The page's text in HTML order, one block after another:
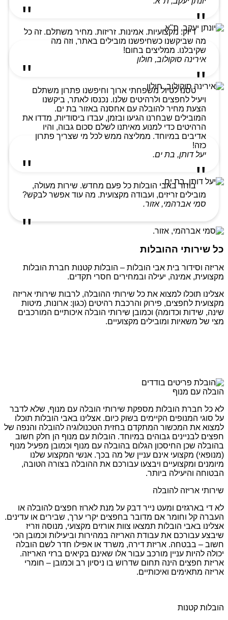
דיוק. מקצועיות. אמינות. זריזות. מחיר משתלם. זה כל
מה שביקשנו כשחיפשנו מובילים באתר, וזה מה
שקיבלנו. ממליצים בחום!
אירינה סוקולוב, חולון
טסנו לטיול משפחתי ארוך וחיפשנו פתרון משתלם
ויעיל לחפצים ולרהיטים שלנו. נכנסו לאתר, ביקשנו
הצעת מחיר להובלה עם אחסנה באזור בת ים.
המובילים שבחרנו הגיעו ובזמן, עבדו ביסודיות, מדדו את
הרהיטים כדי למנוע מאיתנו לשלם סכום גבוה, והיו
אדיבים במיוחד. ממליצה ממש לכל מי שצריך פתרון
כזה!
יעל דותן, בת ים.
בוחר באבי הובלות כל פעם מחדש. שירות מעולה,
מובילים זריזים, ועבודה מקצועית. מה עוד אפשר לבקש?
סמי אברהמי, אזור.
כל שירותי ההובלות
אריזה וסידור בית אבי הובלות – הובלות קטנות חברת הובלות
מקצועית, אמינה, יעילה ובמחירים חסרי תקדים.
אצלינו תוכלו למצוא את כל שירותי ההובלה, לרבות שירותי אריזה
מקצועית לחפצים, פירוק והרכבת רהיטים (כגון: ארונות, מיטות
שינה, שידות וכדומה) וכמובן שירותי הובלה איכותיים המורכבים
מצי של משאיות ומובילים מקצועיים.
הובלה עם מנוף
לא כל חברת הובלות מספקת שירותי הובלה עם מנוף, שלא לדבר
על סוגי המנופים הקיימים בשוק כיום. אצלינו באבי הובלות תוכלו
למצוא את המכשור המתקדם בחזית הטכנולוגיה להובלה והנפה של
חפצים לבניינים גבוהים במיוחד. הובלות עם מנוף הן חלק חשוב
בהובלה שכן החיסכון הגלום בהובלה עם מנוף וכמובן מפעיל מנוף
(מנופאי) מקצועי אינם עניין של מה בכך. אנשי המקצוע שלנו
מיומנים ומקצועיים ויבצעו עבורכם את ההובלה בצורה הטובה,
הבטוחה והיעילה ביותר.
שירותי אריזה להובלה
לא די בארגזים ומעט נייר דבק על מנת לארוז חפצים להובלה או
העברה קל וחומר אם מדובר בחפצים יקרי ערך, שבירים או עדינים.
אצלינו באבי הובלות תמצאו צוות אורזים מקצועי, מנוסה וזריז
שיבצע עבורכם את עבודת האריזה במהירות וביעילות וכמובן הכי
חשוב – בבטחה. אריזת דירה, משרד או אפילו חדר לשם הובלה
יכולה להיות עניין מורכב עבור אלו שאינם בקיאים ברזי האריזה.
אריזת חפצים הינה תחום שדרוש בו ניסיון רב וכמובן – חומרי
אריזה מתאימים ואיכותיים.
הובלות קטנות